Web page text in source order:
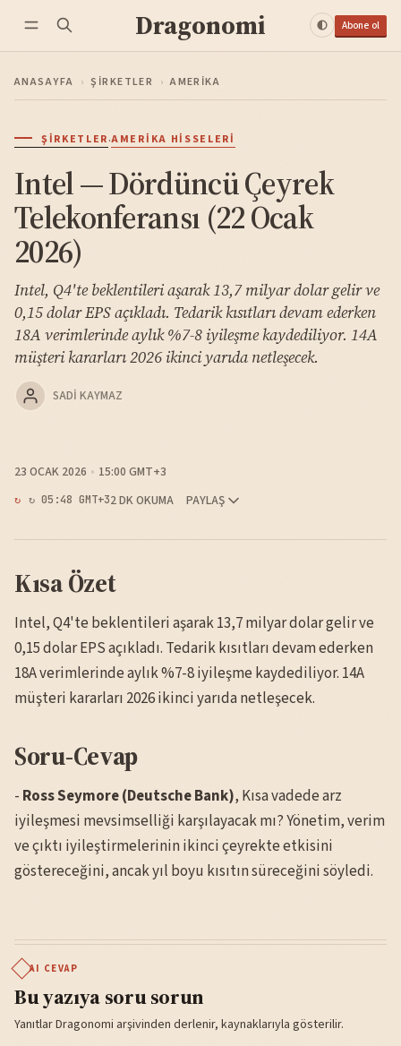
Dragonomi Abone ol
ANASAYFA › ŞIRKETLER › AMERIKA
ŞIRKETLER·AMERIKA HISSELERI
Intel — Dördüncü Çeyrek
Telekonferansı (22 Ocak
2026)
Intel, Q4'te beklentileri aşarak 13,7 milyar dolar gelir ve
0,15 dolar EPS açıkladı. Tedarik kısıtları devam ederken
18A verimlerinde aylık %7-8 iyileşme kaydediliyor. 14A
müşteri kararları 2026 ikinci yarıda netleşecek.
SADI KAYMAZ
23 OCAK 2026 15:00 GMT+3
↻ 05:48 GMT+32 DK OKUMA PAYLAŞ
Kısa Özet
Intel, Q4'te beklentileri aşarak 13,7 milyar dolar gelir ve
0,15 dolar EPS açıkladı. Tedarik kısıtları devam ederken
18A verimlerinde aylık %7-8 iyileşme kaydediliyor. 14A
müşteri kararları 2026 ikinci yarıda netleşecek.
Soru-Cevap
- Ross Seymore (Deutsche Bank), Kısa vadede arz
iyileşmesi mevsimselliği karşılayacak mı? Yönetim, verim
ve çıktı iyileştirmelerinin ikinci çeyrekte etkisini
göstereceğini, ancak yıl boyu kısıtın süreceğini söyledi.
AI CEVAP
Bu yazıya soru sorun
Yanıtlar Dragonomi arşivinden derlenir, kaynaklarıyla gösterilir.